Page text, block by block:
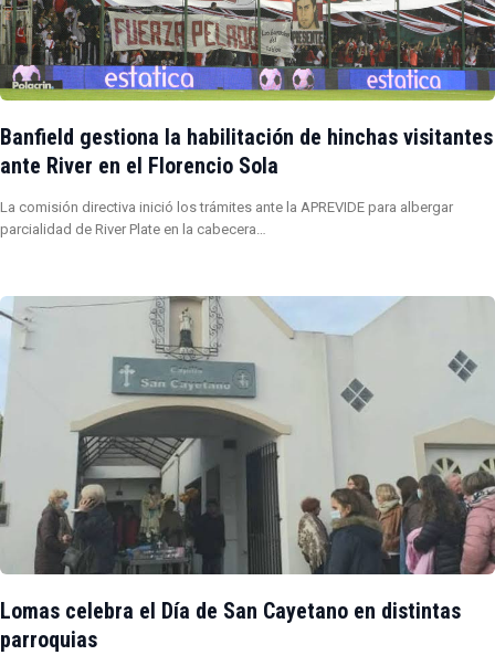
Banfield gestiona la habilitación de hinchas visitantes
ante River en el Florencio Sola
La comisión directiva inició los trámites ante la APREVIDE para albergar
parcialidad de River Plate en la cabecera…
Lomas celebra el Día de San Cayetano en distintas
parroquias